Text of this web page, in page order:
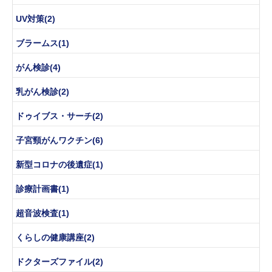
UV対策(2)
ブラームス(1)
がん検診(4)
乳がん検診(2)
ドゥイブス・サーチ(2)
子宮頸がんワクチン(6)
新型コロナの後遺症(1)
診療計画書(1)
超音波検査(1)
くらしの健康講座(2)
ドクターズファイル(2)